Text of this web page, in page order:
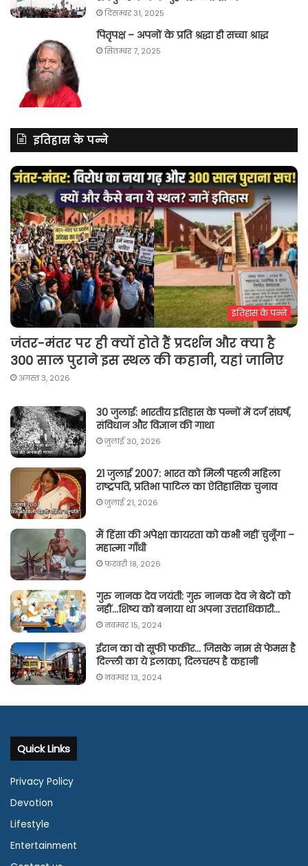
दिसम्बर 31, 2025
पितृपक्ष – अपनों के प्रति श्रद्धा ही सच्चा श्राद्ध
सितम्बर 7, 2025
इतिहास के पन्ने
इतिहास के पन्ने
जंतर-मंतर पर ही क्यों होते हैं प्रदर्शन और क्या है
300 साल पुराने इस स्थल की कहानी, यहां जानिए
अगस्त 3, 2026
30 जुलाई: भारतीय इतिहास के पन्नों में दर्ज संघर्ष,
संविधान और विज्ञान की गाथा
जुलाई 30, 2026
21 जुलाई 2007: भारत को मिली पहली महिला
राष्ट्रपति, प्रतिभा पाटिल का ऐतिहासिक चुनाव
जुलाई 21, 2026
मैं हिंसा की अपेक्षा कायरता को कभी नहीं चुनूँगा –
महात्मा गाँधी
फ़रवरी 18, 2026
गुरु नानक देव जयंती: गुरु नानक देव ने बेटों को
नहीं…शिष्य को बनाया था अपना उत्तराधिकारी…
नवम्बर 15, 2024
ईरान का वो सूफी फकीर… जिसके नाम से फेमस है
दिल्ली का ये इलाका, दिलचस्प है कहानी
नवम्बर 13, 2024
Quick Links
Privacy Policy
Devotion
Lifestyle
Entertainment